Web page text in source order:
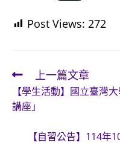
Post Views: 272
Read
more
articles
上一篇文章
【學生活動】國立臺灣
講座」
【自習公告】114年